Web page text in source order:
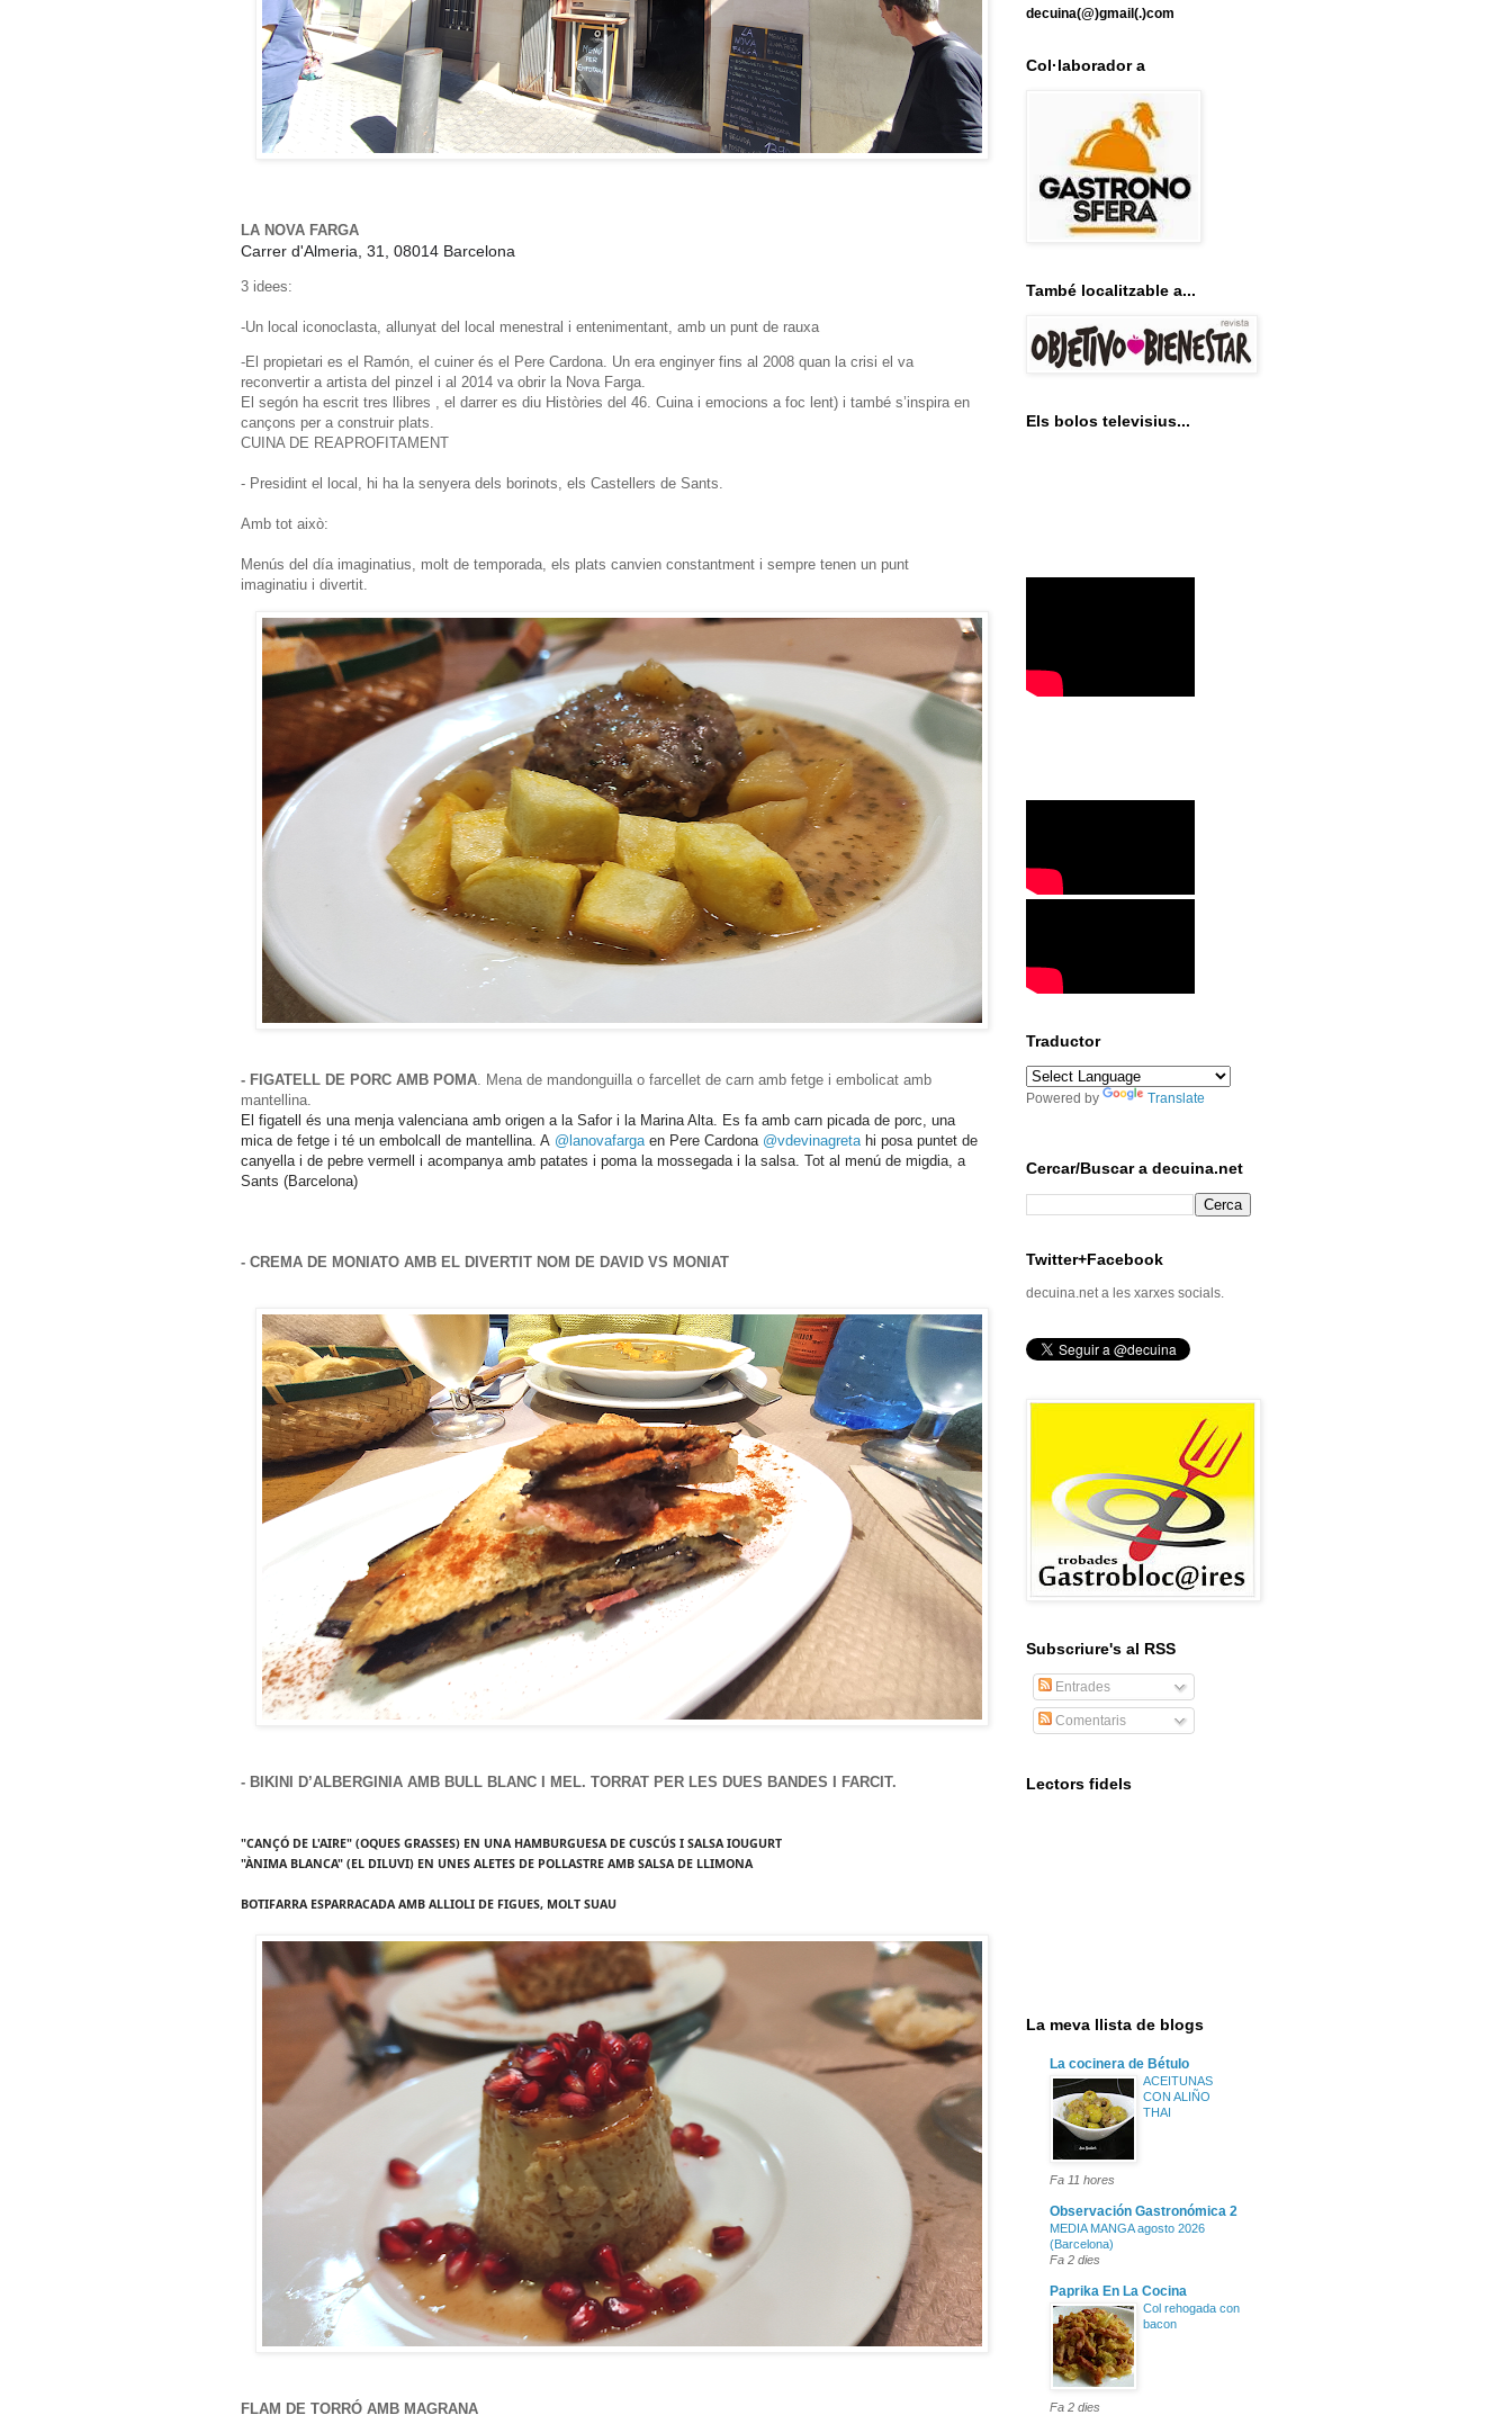
LA NOVA FARGA
Carrer d'Almeria, 31, 08014 Barcelona
3 idees:
-Un local iconoclasta, allunyat del local menestral i entenimentant, amb un punt de rauxa
-El propietari es el Ramón, el cuiner és el Pere Cardona. Un era enginyer fins al 2008 quan la crisi el va
reconvertir a artista del pinzel i al 2014 va obrir la Nova Farga.
El segón ha escrit tres llibres , el darrer es diu Històries del 46. Cuina i emocions a foc lent) i també s’inspira en
cançons per a construir plats.
CUINA DE REAPROFITAMENT
- Presidint el local, hi ha la senyera dels borinots, els Castellers de Sants.
Amb tot això:
Menús del día imaginatius, molt de temporada, els plats canvien constantment i sempre tenen un punt
imaginatiu i divertit.
- FIGATELL DE PORC AMB POMA . Mena de mandonguilla o farcellet de carn amb fetge i embolicat amb
mantellina.
El figatell és una menja valenciana amb origen a la Safor i la Marina Alta. Es fa amb carn picada de porc, una
mica de fetge i té un embolcall de mantellina. A @lanovafarga en Pere Cardona @vdevinagreta hi posa puntet de
canyella i de pebre vermell i acompanya amb patates i poma la mossegada i la salsa. Tot al menú de migdia, a
Sants (Barcelona)
- CREMA DE MONIATO AMB EL DIVERTIT NOM DE DAVID VS MONIAT
- BIKINI D’ALBERGINIA AMB BULL BLANC I MEL. TORRAT PER LES DUES BANDES I FARCIT.
"CANÇÓ DE L'AIRE" (OQUES GRASSES) EN UNA HAMBURGUESA DE CUSCÚS I SALSA IOUGURT
"ÀNIMA BLANCA" (EL DILUVI) EN UNES ALETES DE POLLASTRE AMB SALSA DE LLIMONA
BOTIFARRA ESPARRACADA AMB ALLIOLI DE FIGUES, MOLT SUAU
FLAM DE TORRÓ AMB MAGRANA
decuina(@)gmail(.)com
Col·laborador a
També localitzable a...
Els bolos televisius...
Traductor
Powered by Translate
Cercar/Buscar a decuina.net
Twitter+Facebook
decuina.net a les xarxes socials.
Subscriure's al RSS
Entrades
Comentaris
Lectors fidels
La meva llista de blogs
La cocinera de Bétulo
ACEITUNAS
CON ALIÑO
THAI
Fa 11 hores
Observación Gastronómica 2
MEDIA MANGA agosto 2026
(Barcelona)
Fa 2 dies
Paprika En La Cocina
Col rehogada con
bacon
Fa 2 dies